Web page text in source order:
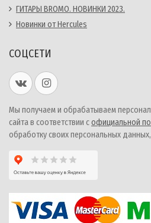
ГИТАРЫ BROMO. НОВИНКИ 2023.
Новинки от Hercules
СОЦСЕТИ
Мы получаем и обрабатываем
сайта в соответствии софициальной
обработку своих персональных